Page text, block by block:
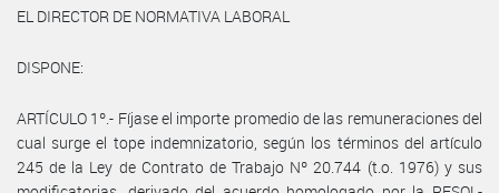
EL DIRECTOR DE NORMATIVA LABORAL
DISPONE:
ARTÍCULO 1º.- Fíjase el importe promedio de las remuneraciones del
cual surge el tope indemnizatorio, según los términos del artículo
245 de la Ley de Contrato de Trabajo Nº 20.744 (t.o. 1976) y sus